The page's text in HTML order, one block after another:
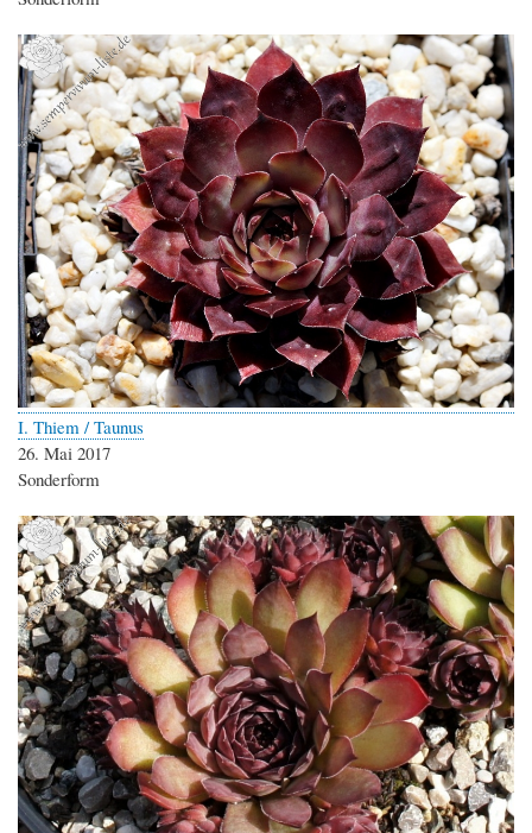
I. Thiem / Taunus
26. Mai 2017
Sonderform